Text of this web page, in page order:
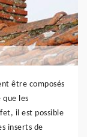
être composés
que les
il est possible
inserts de